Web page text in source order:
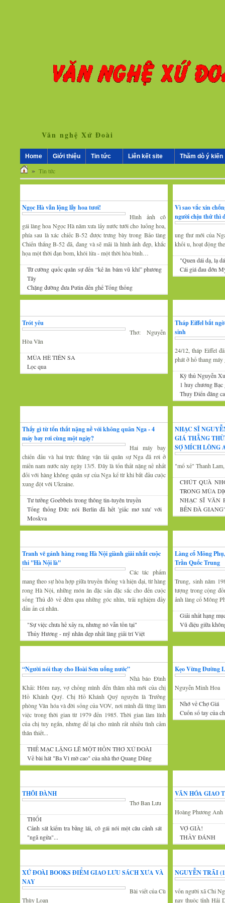
Văn nghệ Xứ Đoài
Home Giới thiệu Tin tức Liên kết site Thăm dò ý kiến
» Tin tức
Ngọc Hà vẫn lộng lẫy hoa tươi!
Hình ảnh cô
gái làng hoa Ngọc Hà năm xưa lấy nước tưới cho luống hoa,
phía sau là xác chiếc B-52 được trưng bày trong Bảo tàng
Chiến thắng B-52 đã, đang và sẽ mãi là hình ảnh đẹp, khắc
họa một thời đạn bom, khói lửa - một thời hòa bình…
Từ cường quốc quân sự đến “kẻ ăn bám vũ khí” phương
Tây
Chặng đường đưa Putin đến ghế Tổng thống
Vì sao vắc xin
người chịu thử thì
ung thư mới của
khối u, hoạt động
"Quen dái dạ, lạ
Cái giá đau đớn
Trót yêu
Thơ: Nguyễn
Hòa Văn
MÙA HÈ TIÊN SA
Lọc qua
Tháp Eiffel bất
sinh
24/12, tháp Eiffel
phát ở hố thang máy
Kỳ thủ Nguyễn
1 huy chương
Thụy Điển đăng
Thấy gì từ tổn thất nặng nề với không quân Nga - 4
máy bay rơi cùng một ngày?
Hai máy bay
chiến đấu và hai trực thăng vận tải quân sự Nga đã rơi ở
miền nam nước này ngày 13/5. Đây là tổn thất nặng nề nhất
đối với hàng không quân sự của Nga kể từ khi bắt đầu cuộc
xung đột với Ukraine.
Tư tưởng Goebbels trong thông tin-tuyên truyền
Tổng thống Đức nói Berlin đã hết 'giấc mơ xưa' với
Moskva
NHẠC SĨ
GIÁ THẲNG
SỢ MÍCH LÒNG
"mổ xẻ" Thanh
CHÚT QUÀ
TRONG MÙA
NHẠC SĨ VĂN
BẾN ĐÀ
Tranh vẽ gánh hàng rong Hà Nội giành giải nhất cuộc
thi ''Hà Nội là''
Các tác phẩm
mang theo sự hòa hợp giữa truyền thống và hiện đại, từ hàng
rong Hà Nội, những món ăn đặc sản đặc sắc cho đến cuộc
sống Thủ đô về đêm qua những góc nhìn, trải nghiệm đầy
dấu ấn cá nhân.
"Sự việc chưa hề xảy ra, nhưng nó vẫn tồn tại"
Thủy Hương - mỹ nhân đẹp nhất làng giải trí Việt
Làng cổ Mông
Trần Quốc Trung
Trung, sinh năm
tượng trong cộng
ảnh làng cổ Mông
Giải nhất hạng
Vũ điệu giữa
“Người nói thay cho Hoài Sơn uống nước”
Nhà báo Đình
Khải: Hôm nay, vợ chồng mình đến thăm nhà mới của chị
Hồ Khánh Quý. Chị Hồ Khánh Quý nguyên là Trưởng
phòng Văn hóa và đời sống của VOV, nơi mình đã từng làm
việc trong thời gian từ 1979 đến 1985. Thời gian làm lính
của chị tuy ngắn, nhưng để lại cho mình rất nhiều tình cảm
thân thiết...
THẾ MẠC LẶNG LẼ MỘT HỒN THƠ XỨ ĐOÀI
Về bài hát "Ba Vì mờ cao" của nhà thơ Quang Dũng
Kẹo Vừng Đường
Nguyễn Minh Hoa
Nhớ về Chợ Giá
Cuốn sổ tay của
THÔI ĐÀNH
Thơ Ban Lưu
THỔI
Cảnh sát kiểm tra bằng lái, cô gái nói một câu cảnh sát
"ngã ngửa"...
VĂN HÓA GIAO
Hoàng Phương Anh
VỢ GIÀ!
THẦY ĐÁNH
XỨ ĐOÀI BOOKS ĐIỂM GIAO LƯU SÁCH XƯA VÀ
NAY
Bài viết của Cù
Thùy Loan
NGUYỄN TRÃI
vốn người xã Chi
nay thuộc tỉnh Hải